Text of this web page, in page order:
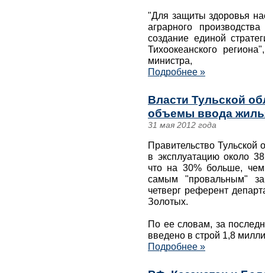
"Для защиты здоровья
аграрного
создание единой
Тихоокеанского
министра,
Подробнее »
Власти Тульской
объемы ввода
31 мая 2012 года
Правительство Тульской
в эксплуатацию около
что на 30% больше,
самым "провальным"
четверг референт
Золотых.
По ее словам, за
введено в строй 1,8
Подробнее »